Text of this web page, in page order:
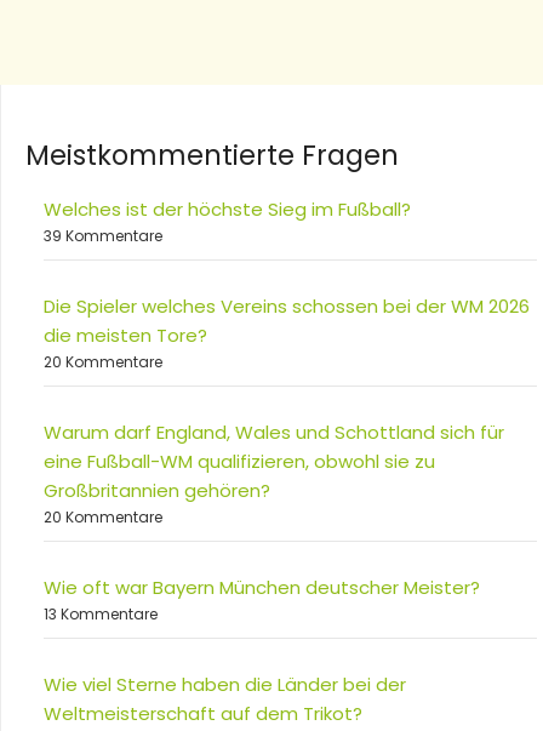
Meistkommentierte Fragen
Welches ist der höchste Sieg im Fußball?
39 Kommentare
Die Spieler welches Vereins schossen bei der WM 2026
die meisten Tore?
20 Kommentare
Warum darf England, Wales und Schottland sich für
eine Fußball-WM qualifizieren, obwohl sie zu
Großbritannien gehören?
20 Kommentare
Wie oft war Bayern München deutscher Meister?
13 Kommentare
Wie viel Sterne haben die Länder bei der
Weltmeisterschaft auf dem Trikot?